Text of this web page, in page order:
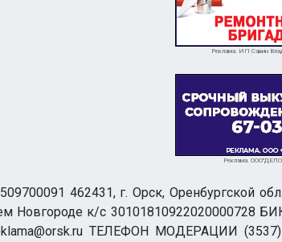
Реклама. ИП Савин
Реклама.
462431, г. Орск, Оренбургской
к/с 30101810922020000728
ТЕЛЕФОН МОДЕРАЦИИ (3537)